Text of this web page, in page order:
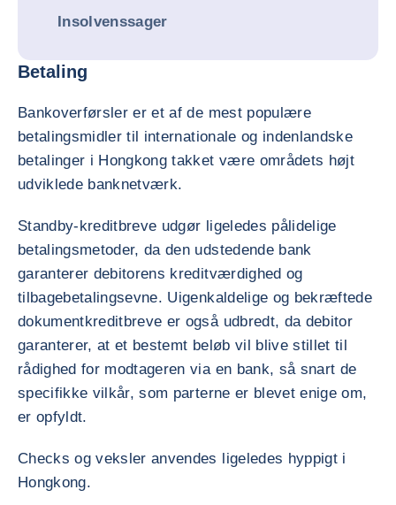
Insolvenssager
Betaling
Bankoverførsler er et af de mest populære
betalingsmidler til internationale og indenlandske
betalinger i Hongkong takket være områdets højt
udviklede banknetværk.
Standby-kreditbreve udgør ligeledes pålidelige
betalingsmetoder, da den udstedende bank
garanterer debitorens kreditværdighed og
tilbagebetalingsevne. Uigenkaldelige og bekræftede
dokumentkreditbreve er også udbredt, da debitor
garanterer, at et bestemt beløb vil blive stillet til
rådighed for modtageren via en bank, så snart de
specifikke vilkår, som parterne er blevet enige om,
er opfyldt.
Checks og veksler anvendes ligeledes hyppigt i
Hongkong.